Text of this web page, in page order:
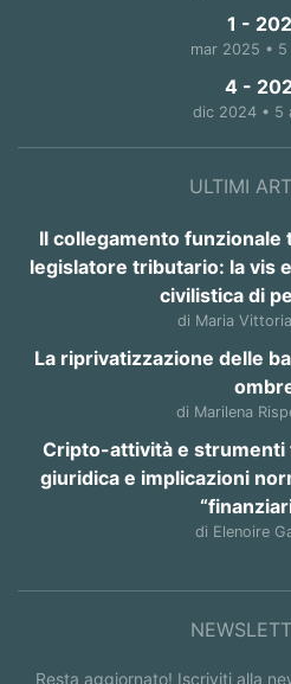
1 -
mar 2025 •
4 -
dic 2024 • 5
ULTIMI
Il collegamento funzionale
legislatore tributario: la vis
civilistica di
di Maria
La riprivatizzazione delle
di Marilena
Cripto-attività e strumenti
giuridica e implicazioni
di Elenoire
Resta aggiornato! Iscriviti alla